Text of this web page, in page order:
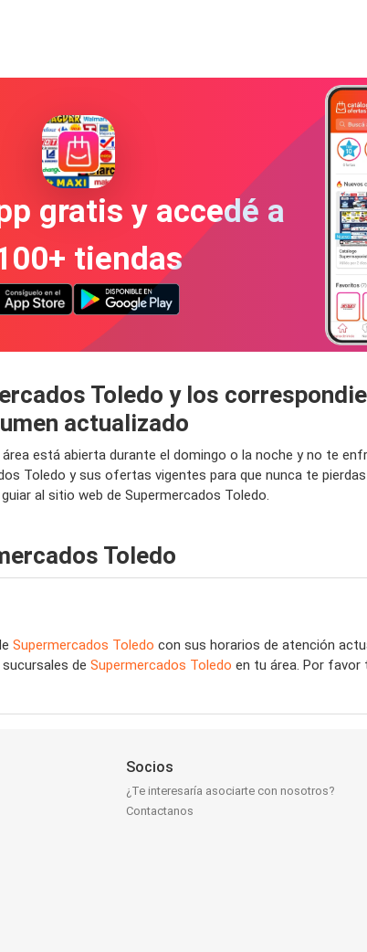
gratis y accedé a
tiendas
Toledo y los
actualizado
está abierta durante el domingo o la noche y no te
Toledo y sus ofertas vigentes para que nunca te
al sitio web de Supermercados Toledo.
Toledo
Supermercados Toledo con sus horarios de atención
de Supermercados Toledo en tu área. Por favor
Socios
¿Te interesaría asociarte con nosotros?
Contactanos